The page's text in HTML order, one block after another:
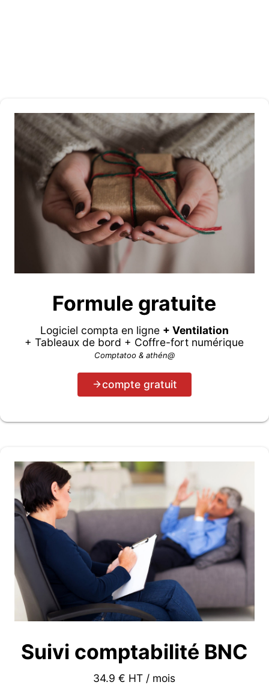
Formule gratuite
Logiciel compta en ligne + Ventilation
+ Tableaux de bord + Coffre-fort numérique
Comptatoo & athén@
compte gratuit
Suivi comptabilité BNC
34.9 € HT / mois